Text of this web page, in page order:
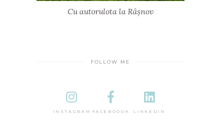
Cu autorulota la Râșnov
FOLLOW ME
INSTAGRAM FACEBOOOK LINKEDIN